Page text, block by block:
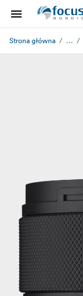
Strona główna ...